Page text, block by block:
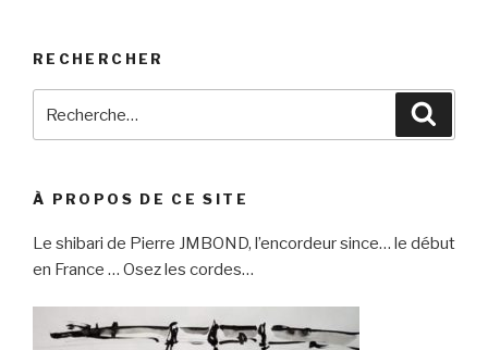
RECHERCHER
À PROPOS DE CE SITE
Le shibari de Pierre JMBOND, l’encordeur since… le début
en France … Osez les cordes…